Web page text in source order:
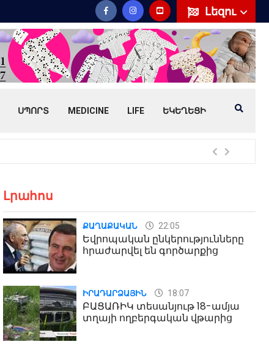
Լեզու
ՍՊՈՐՏ MEDICINE LIFE ԵԿԵՂԵՑԻ
Լրահոս
ՔԱՂԱՔԱԿԱՆ 22:05
Եվրոպական ընկերությունները
հրաժարվել են գործարքից
ԻՐԱԴԱՐՁԱՅԻՆ 18:07
ԲԱՑԱՌԻԿ տեսանյութ 18-ամյա
տղայի ողբերգական վթարից